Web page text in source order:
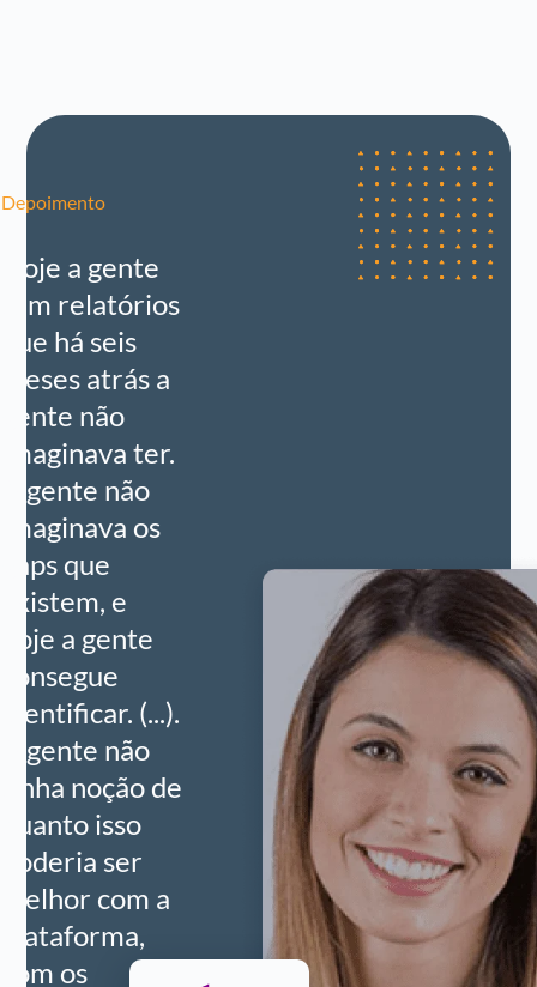
Depoimento
Hoje a gente
tem relatórios
que há seis
meses atrás a
gente não
imaginava ter.
A gente não
imaginava os
gaps que
existem, e
hoje a gente
consegue
identificar. (...).
A gente não
tinha noção de
quanto isso
poderia ser
melhor com a
plataforma,
com os